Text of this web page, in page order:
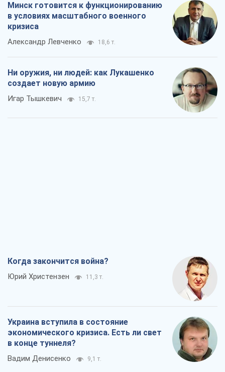
Минск готовится к функционированию
в условиях масштабного военного
кризиса
Александр Левченко 18,6 т.
Ни оружия, ни людей: как Лукашенко
создает новую армию
Игар Тышкевич 15,7 т.
Когда закончится война?
Юрий Христензен 11,3 т.
Украина вступила в состояние
экономического кризиса. Есть ли свет
в конце туннеля?
Вадим Денисенко 9,1 т.